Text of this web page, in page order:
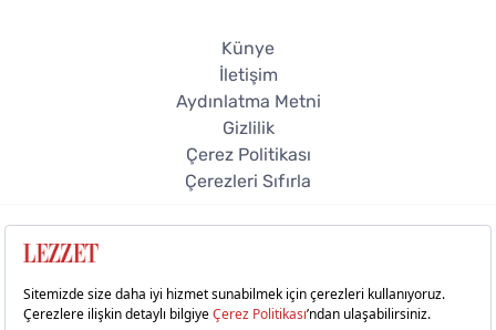
Künye
İletişim
Aydınlatma Metni
Gizlilik
Çerez Politikası
Çerezleri Sıfırla